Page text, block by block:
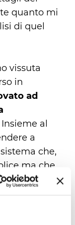
quanto mi
di quel
vissuta
in
ad
Insieme al
a
che,
ma che
Ci